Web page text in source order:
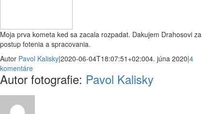
Moja prva kometa ked sa zacala rozpadat. Dakujem Drahosovi za
postup fotenia a spracovania.
Autor Pavol Kalisky|2020-06-04T18:07:51+02:004. júna 2020|4
komentáre
Autor fotografie: Pavol Kalisky